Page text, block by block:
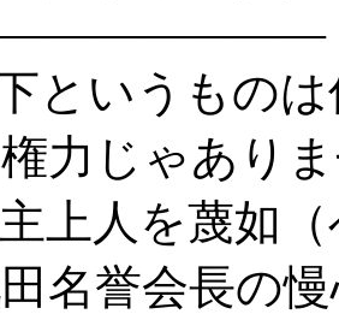
いうものは
力じゃあり
上人を蔑如
名誉会長の